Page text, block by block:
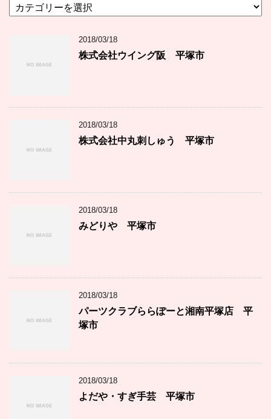
テ
2018/03/18
株式会社ウイング阪 平塚市
2018/03/18
株式会社中丸刺しゅう 平塚市
2018/03/18
みどりや 平塚市
2018/03/18
パーツクラブららぽーと湘南平塚店 平
塚市
2018/03/18
よだや・すぎ手芸 平塚市